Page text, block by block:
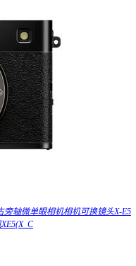
轴微单眼相机相机可换镜头X-E5